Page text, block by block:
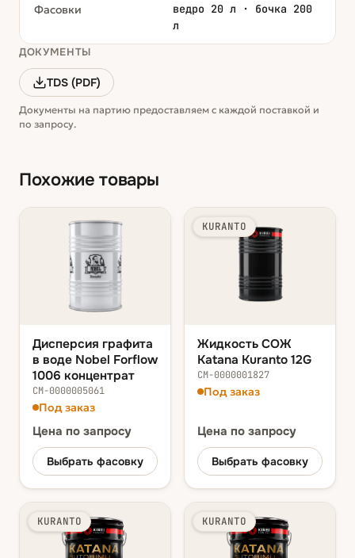
Фасовки
ведро 20 л · бочка 200
л
ДОКУМЕНТЫ
TDS (PDF)
Документы на партию предоставляем с каждой поставкой и
по запросу.
Похожие товары
Дисперсия графита
в воде Nobel Forflow
1006 концентрат
СМ-0000005061
Под заказ
Цена по запросу
Выбрать фасовку
KURANTO
Жидкость СОЖ
Katana Kuranto 12G
СМ-0000001827
Под заказ
Цена по запросу
Выбрать фасовку
KURANTO KURANTO